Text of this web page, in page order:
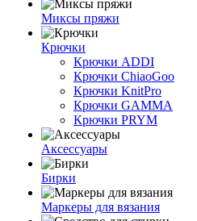
Миксы пряжи
Крючки
Крючки ADDI
Крючки ChiaoGoo
Крючки KnitPro
Крючки GAMMA
Крючки PRYM
Аксессуары
Бирки
Маркеры для вязания